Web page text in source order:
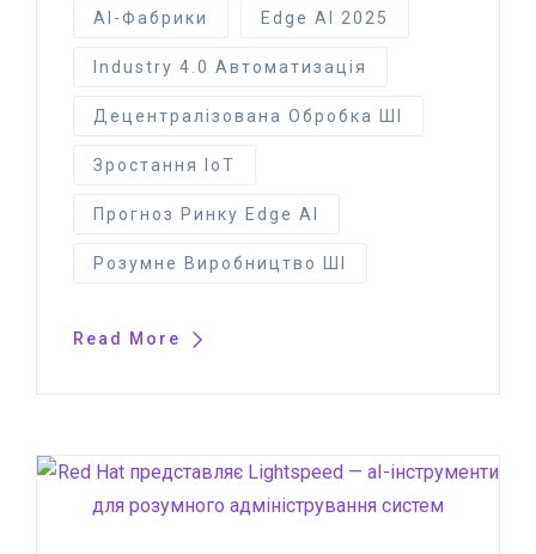
AI-Фабрики Edge AI 2025
Industry 4.0 Автоматизація
Децентралізована Обробка ШІ
Зростання IoT
Прогноз Ринку Edge AI
Розумне Виробництво ШІ
Read More